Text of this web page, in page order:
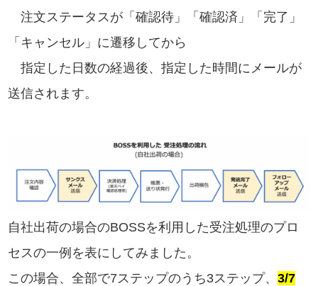
注文ステータスが「確認待」「確認済」「完了」
「キャンセル」に遷移してから
指定した日数の経過後、指定した時間にメールが
送信されます。
自社出荷の場合のBOSSを利用した受注処理のプロ
セスの一例を表にしてみました。
この場合、全部で7ステップのうち3ステップ、3/7